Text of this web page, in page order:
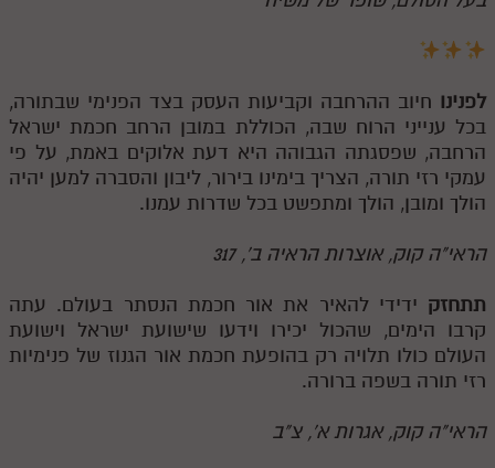
לפנינו חיוב ההרחבה וקביעות העסק בצד הפנימי שבתורה,
בכל ענייני הרוח שבה, הכוללת במובן הרחב חכמת ישראל
הרחבה, שפסגתה הגבוהה היא דעת אלוקים באמת, על פי
עמקי רזי תורה, הצריך בימינו בירור, ליבון והסברה למען יהיה
הולך ומובן, הולך ומתפשט בכל שדרות עמנו.
הראי"ה קוק, אוצרות הראיה ב', 317
תתחזק ידידי להאיר את אור חכמת הנסתר בעולם. עתה
קרבו הימים, שהכול יכירו וידעו שישועת ישראל וישועת
העולם כולו תלויה רק בהופעת חכמת אור הגנוז של פנימיות
רזי תורה בשפה ברורה.
הראי"ה קוק, אגרות א', צ"ב